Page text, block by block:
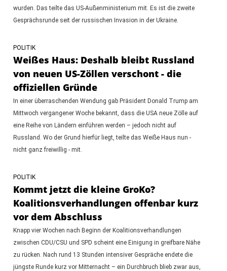
wurden. Das teilte das US-Außenministerium mit. Es ist die zweite
Gesprächsrunde seit der russischen Invasion in der Ukraine.
POLITIK
Weißes Haus: Deshalb bleibt Russland
von neuen US-Zöllen verschont - die
offiziellen Gründe
In einer überraschenden Wendung gab Präsident Donald Trump am
Mittwoch vergangener Woche bekannt, dass die USA neue Zölle auf
eine Reihe von Ländern einführen werden – jedoch nicht auf
Russland. Wo der Grund hierfür liegt, teilte das Weiße Haus nun -
nicht ganz freiwillig - mit.
POLITIK
Kommt jetzt die kleine GroKo?
Koalitionsverhandlungen offenbar kurz
vor dem Abschluss
Knapp vier Wochen nach Beginn der Koalitionsverhandlungen
zwischen CDU/CSU und SPD scheint eine Einigung in greifbare Nähe
zu rücken. Nach rund 13 Stunden intensiver Gespräche endete die
jüngste Runde kurz vor Mitternacht – ein Durchbruch blieb zwar aus,